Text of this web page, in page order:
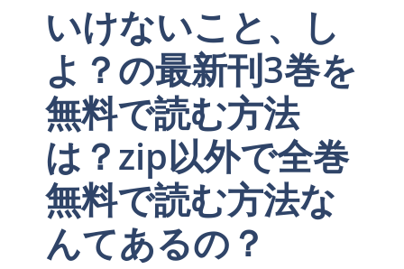
いけないこと、し
よ？の最新刊3巻を
無料で読む方法
は？zip以外で全巻
無料で読む方法な
んてあるの？